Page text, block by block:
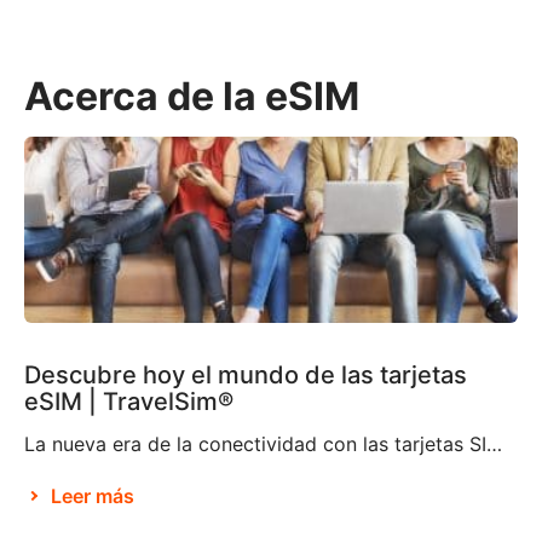
Acerca de la eSIM
Descubre hoy el mundo de las tarjetas
eSIM | TravelSim®
La nueva era de la conectividad con las tarjetas SIM electrónicas Brian X. Chen, redactor jefe de tecnología de consumo de The New York Times, afirma que no pasará mucho tiempo antes de que «la tarjeta SIM física deje de existir«. Parece ser que esto se debe a la decisión de Apple de eliminar la […]
Leer más